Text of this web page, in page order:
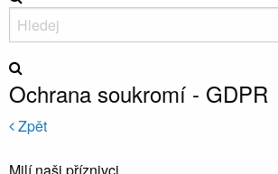
Ochrana soukromí - GDPR
Zpět